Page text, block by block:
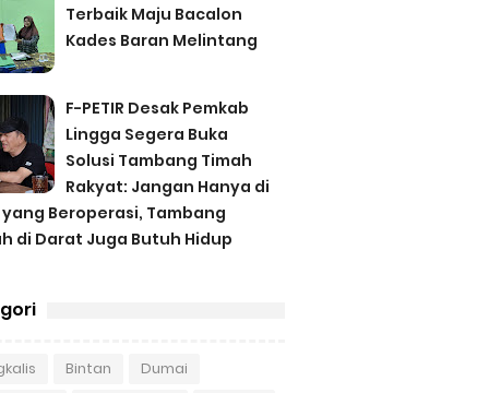
Terbaik Maju Bacalon
Kades Baran Melintang
F-PETIR Desak Pemkab
Lingga Segera Buka
Solusi Tambang Timah
Rakyat: Jangan Hanya di
Beroperasi, Tambang
di Darat Juga Butuh Hidup
Bintan Dumai